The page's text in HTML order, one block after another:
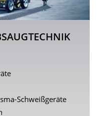
Schweißgeräte